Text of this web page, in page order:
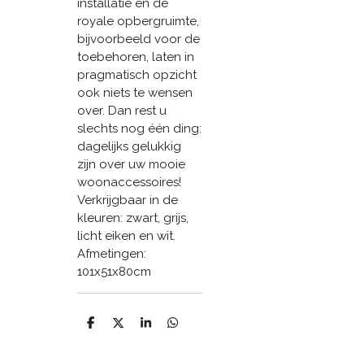
installatie en de
royale opbergruimte,
bijvoorbeeld voor de
toebehoren, laten in
pragmatisch opzicht
ook niets te wensen
over. Dan rest u
slechts nog één ding:
dagelijks gelukkig
zijn over uw mooie
woonaccessoires!
Verkrijgbaar in de
kleuren: zwart, grijs,
licht eiken en wit.
Afmetingen:
101x51x80cm
D
D
S
D